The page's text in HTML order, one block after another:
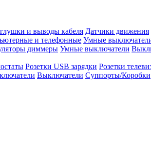
и выводы кабеля Датчики движения
и телефонные Умные
диммеры Умные выключатели
Розетки USB зарядки Розетки
Выключатели Суппорты/Коробки